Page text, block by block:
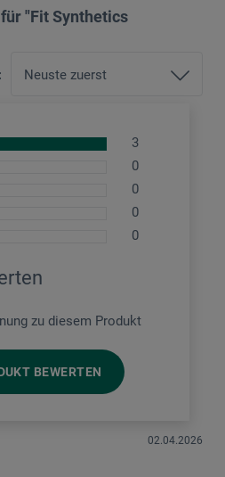
"Fit Synthetics
3
0
0
0
0
zu diesem Produkt
BEWERTEN
02.04.2026